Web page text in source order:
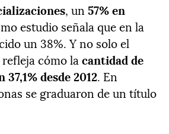
, un57% en
estudio señala que en la
un 38%. Y no solo el
refleja cómo lacantidad de
desde 2012. En
se graduaron de un título